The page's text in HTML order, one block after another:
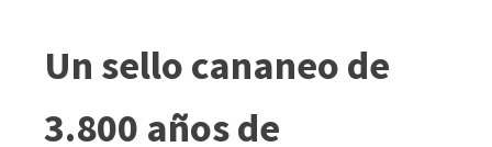
Un sello cananeo de
3.800 años de